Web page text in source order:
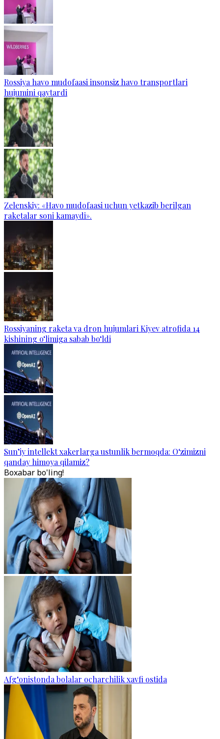
Rossiya havo mudofaasi insonsiz havo transportlari
hujumini qaytardi
Zelenskiy: «Havo mudofaasi uchun yetkazib berilgan
raketalar soni kamaydi».
Rossiyaning raketa va dron hujumlari Kiyev atrofida 14
kishining o‘limiga sabab bo‘ldi
Sun’iy intellekt xakerlarga ustunlik bermoqda: O‘zimizni
qanday himoya qilamiz?
Boxabar bo'ling!
Afg‘onistonda bolalar ocharchilik xavfi ostida